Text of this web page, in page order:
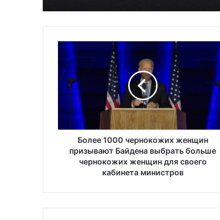
это значит и к чему
приведёт
1
0
0
Более 1000 чернокожих женщин
призывают Байдена выбрать больше
чернокожих женщин для своего
кабинета министров